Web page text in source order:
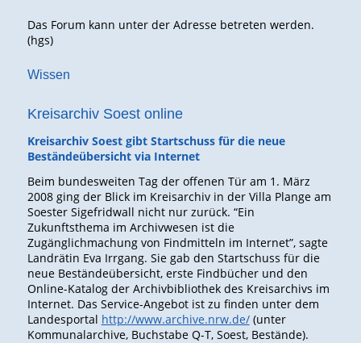
Das Forum kann unter der Adresse betreten werden.
(hgs)
Wissen
Kreisarchiv Soest online
Kreisarchiv Soest gibt Startschuss für die neue
Beständeübersicht via Internet
Beim bundesweiten Tag der offenen Tür am 1. März
2008 ging der Blick im Kreisarchiv in der Villa Plange am
Soester Sigefridwall nicht nur zurück. “Ein
Zukunftsthema im Archivwesen ist die
Zugänglichmachung von Findmitteln im Internet”, sagte
Landrätin Eva Irrgang. Sie gab den Startschuss für die
neue Beständeübersicht, erste Findbücher und den
Online-Katalog der Archivbibliothek des Kreisarchivs im
Internet. Das Service-Angebot ist zu finden unter dem
Landesportal http://www.archive.nrw.de/(unter
Kommunalarchive, Buchstabe Q-T, Soest, Bestände).